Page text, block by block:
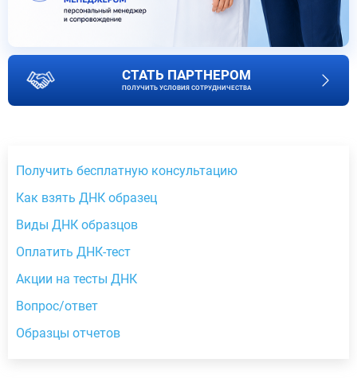
СТАТЬ ПАРТНЕРОМ
ПОЛУЧИТЬ УСЛОВИЯ СОТРУДНИЧЕСТВА
Получить бесплатную консультацию
Как взять ДНК образец
Виды ДНК образцов
Оплатить ДНК-тест
Акции на тесты ДНК
Вопрос/ответ
Образцы отчетов